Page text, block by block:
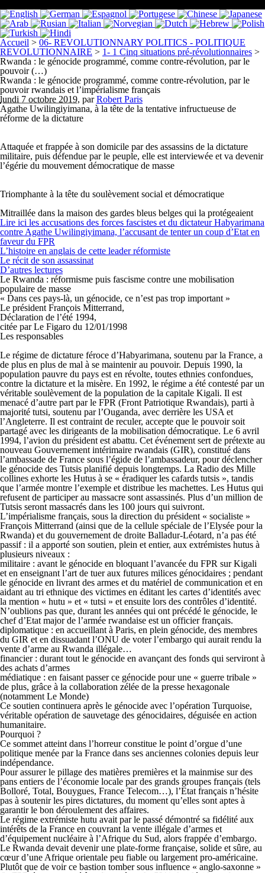
Accueil > 06- REVOLUTIONNARY POLITICS - POLITIQUE
REVOLUTIONNAIRE > 1- 1 Cinq situations pré-révolutionnaires >
Rwanda : le génocide programmé, comme contre-révolution, par le
pouvoir (…)
Rwanda : le génocide programmé, comme contre-révolution, par le
pouvoir rwandais et l’impérialisme français
lundi 7 octobre 2019, parRobert Paris
Agathe Uwilingiyimana, à la tête de la tentative infructueuse de
réforme de la dictature
Attaquée et frappée à son domicile par des assassins de la dictature
militaire, puis défendue par le peuple, elle est interviewée et va devenir
l’égérie du mouvement démocratique de masse
Triomphante à la tête du soulèvement social et démocratique
Mitraillée dans la maison des gardes bleus belges qui la protégeaient
Lire ici les accusations des forces fascistes et du dictateur Habyarimana
contre Agathe Uwilingiyimana, l’accusant de tenter un coup d’Etat en
faveur du FPR
L’histoire en anglais de cette leader réformiste
Le récit de son assassinat
D’autres lectures
Le Rwanda : réformisme puis fascisme contre une mobilisation
populaire de masse
« Dans ces pays-là, un génocide, ce n’est pas trop important »
Le président François Mitterrand,
Déclaration de l’été 1994,
citée par Le Figaro du 12/01/1998
Les responsables
Le régime de dictature féroce d’Habyarimana, soutenu par la France, a
de plus en plus de mal à se maintenir au pouvoir. Depuis 1990, la
population pauvre du pays est en révolte, toutes ethnies confondues,
contre la dictature et la misère. En 1992, le régime a été contesté par un
véritable soulèvement de la population de la capitale Kigali. Il est
menacé d’autre part par le FPR (Front Patriotique Rwandais), parti à
majorité tutsi, soutenu par l’Ouganda, avec derrière les USA et
l’Angleterre. Il est contraint de reculer, accepte que le pouvoir soit
partagé avec les dirigeants de la mobilisation démocratique. Le 6 avril
1994, l’avion du président est abattu. Cet événement sert de prétexte au
nouveau Gouvernement intérimaire rwandais (GIR), constitué dans
l’ambassade de France sous l’égide de l’ambassadeur, pour déclencher
le génocide des Tutsis planifié depuis longtemps. La Radio des Mille
collines exhorte les Hutus à se « éradiquer les cafards tutsis », tandis
que l’armée montre l’exemple et distribue les machettes. Les Hutus qui
refusent de participer au massacre sont assassinés. Plus d’un million de
Tutsis seront massacrés dans les 100 jours qui suivront.
L’impérialisme français, sous la direction du président « socialiste »
François Mitterrand (ainsi que de la cellule spéciale de l’Elysée pour la
Rwanda) et du gouvernement de droite Balladur-Léotard, n’a pas été
passif : il a apporté son soutien, plein et entier, aux extrémistes hutus à
plusieurs niveaux :
militaire : avant le génocide en bloquant l’avancée du FPR sur Kigali
et en enseignant l’art de tuer aux futures milices génocidaires ; pendant
le génocide en livrant des armes et du matériel de communication et en
aidant au tri ethnique des victimes en éditant les cartes d’identités avec
la mention « hutu » et « tutsi » et ensuite lors des contrôles d’identité.
N’oublions pas que, durant les années qui ont précédé le génocide, le
chef d’Etat major de l’armée rwandaise est un officier français.
diplomatique : en accueillant à Paris, en plein génocide, des membres
du GIR et en dissuadant l’ONU de voter l’embargo qui aurait rendu la
vente d’arme au Rwanda illégale…
financier : durant tout le génocide en avançant des fonds qui serviront à
des achats d’armes
médiatique : en faisant passer ce génocide pour une « guerre tribale »
de plus, grâce à la collaboration zélée de la presse hexagonale
(notamment Le Monde)
Ce soutien continuera après le génocide avec l’opération Turquoise,
véritable opération de sauvetage des génocidaires, déguisée en action
humanitaire.
Pourquoi ?
Ce sommet atteint dans l’horreur constitue le point d’orgue d’une
politique menée par la France dans ses anciennes colonies depuis leur
indépendance.
Pour assurer le pillage des matières premières et la mainmise sur des
pans entiers de l’économie locale par des grands groupes français (tels
Bolloré, Total, Bouygues, France Telecom…), l’Etat français n’hésite
pas à soutenir les pires dictatures, du moment qu’elles sont aptes à
garantir le bon déroulement des affaires.
Le régime extrémiste hutu avait par le passé démontré sa fidélité aux
intérêts de la France en couvrant la vente illégale d’armes et
d’équipement nucléaire à l’Afrique du Sud, alors frappée d’embargo.
Le Rwanda devait devenir une plate-forme française, solide et sûre, au
cœur d’une Afrique orientale peu fiable ou largement pro-américaine.
Plutôt que de voir ce bastion tomber sous influence « anglo-saxonne »